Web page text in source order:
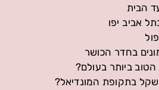
הבית
אביב יפו
בחדר הכושר
ביותר בעולם?
בתקופת המונדיאל?